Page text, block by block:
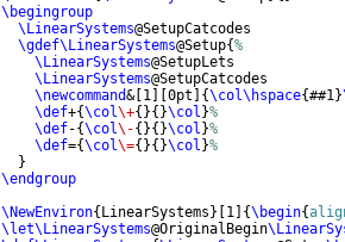
\begingroup
\LinearSystems@SetupCatcodes
\gdef\LinearSystems@Setup{%
\LinearSystems@SetupLets
\LinearSystems@SetupCatcodes
\newcommand& 1 0pt {\col\hspace{##1}
\def+{\col\+{ }{ }\col }%
\def-{\col\-{ }{ }\col }%
\def={\col\={ }{ }\col }%
}
\endgroup
\NewEnviron{ LinearSystems } 1 {\begin{
\let\LinearSystems@OriginalBegin